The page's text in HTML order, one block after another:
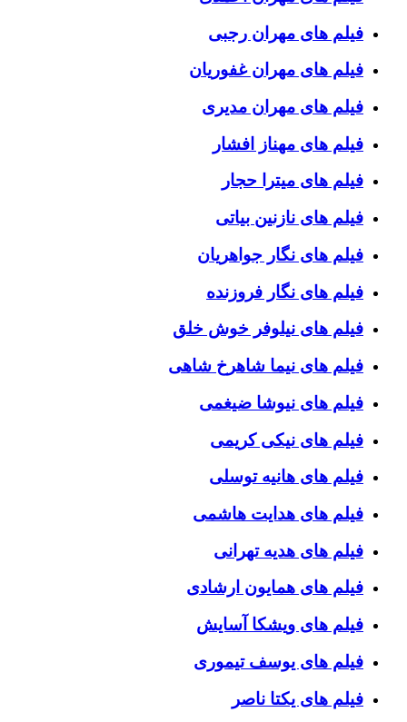
فیلم های مهران رجبی
فیلم های مهران غفوریان
فیلم های مهران مدیری
فیلم های مهناز افشار
فیلم های میترا حجار
فیلم های نازنین بیاتی
فیلم های نگار جواهریان
فیلم های نگار فروزنده
فیلم های نیلوفر خوش خلق
فیلم های نیما شاهرخ شاهی
فیلم های نیوشا ضیغمی
فیلم های نیکی کریمی
فیلم های هانیه توسلی
فیلم های هدایت هاشمی
فیلم های هدیه تهرانی
فیلم های همایون ارشادی
فیلم های ویشکا آسایش
فیلم های یوسف تیموری
فیلم های یکتا ناصر